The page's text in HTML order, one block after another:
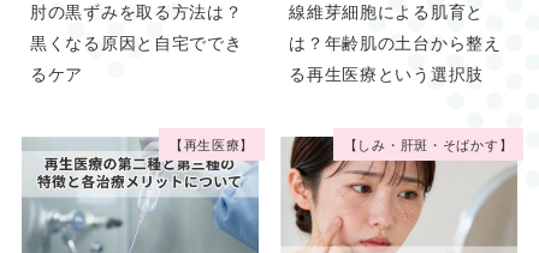
肘の黒ずみを取る方法は？
黒くなる原因と自宅ででき
るケア
線維芽細胞による肌育と
は？年齢肌の土台から整え
る再生医療という選択肢
【再生医療】 【しみ・肝斑・そばかす】